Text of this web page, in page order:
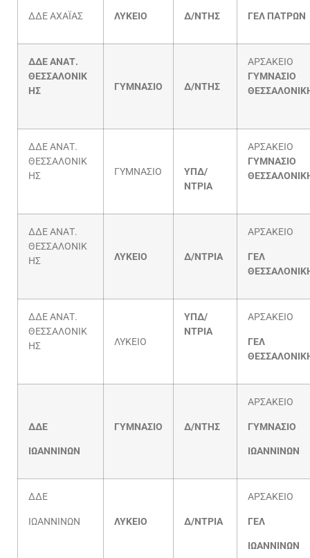
ΔΔΕ ΑΧΑΪΑΣ ΛΥΚΕΙΟ Δ/ΝΤΗΣ ΓΕΛ ΠΑΤΡΩΝ
ΔΔΕ ΑΝΑΤ.
ΘΕΣΣΑΛΟΝΙΚ
ΗΣ
ΓΥΜΝΑΣΙΟ Δ/ΝΤΗΣ
ΑΡΣΑΚΕΙΟ
ΓΥΜΝΑΣΙΟ
ΔΔΕ ΑΝΑΤ.
ΘΕΣΣΑΛΟΝΙΚ
ΗΣ
ΓΥΜΝΑΣΙΟ
ΥΠΔ/
ΝΤΡΙΑ
ΑΡΣΑΚΕΙΟ
ΓΥΜΝΑΣΙΟ
ΔΔΕ ΑΝΑΤ.
ΘΕΣΣΑΛΟΝΙΚ
ΗΣ
ΛΥΚΕΙΟ Δ/ΝΤΡΙΑ
ΑΡΣΑΚΕΙΟ
ΓΕΛ
ΔΔΕ ΑΝΑΤ.
ΘΕΣΣΑΛΟΝΙΚ
ΗΣ
ΛΥΚΕΙΟ
ΥΠΔ/
ΝΤΡΙΑ
ΑΡΣΑΚΕΙΟ
ΓΕΛ
ΔΔΕ
ΙΩΑΝΝΙΝΩΝ
ΓΥΜΝΑΣΙΟ Δ/ΝΤΗΣ
ΑΡΣΑΚΕΙΟ
ΓΥΜΝΑΣΙΟ
ΙΩΑΝΝΙΝΩΝ
ΔΔΕ
ΙΩΑΝΝΙΝΩΝ ΛΥΚΕΙΟ Δ/ΝΤΡΙΑ
ΑΡΣΑΚΕΙΟ
ΓΕΛ
ΙΩΑΝΝΙΝΩΝ